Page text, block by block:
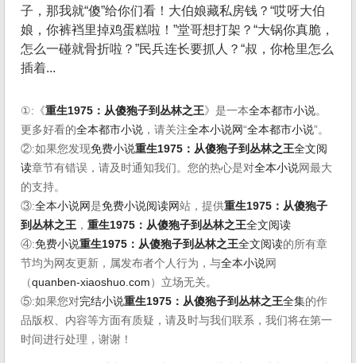
子，那我就“傻”给你们看！大伯娘藏私房钱？“哎呀大伯
娘，你裤裆里掉鸡蛋糕啦！”堂哥想打架？“大锅你真脆，
怎么一碰就骨折啦？”民兵连长要抓人？“叔，你枪里怎么
插着...
①:《重生1975：从傻狍子到丛林之王》是一本全本都市小说。
更多好看的全本都市小说 ，请关注全本小说网“全本都市小说”。
②:如果您发现免费小说重生1975：从傻狍子到丛林之王全文阅
读章节有错误，请及时通知我们。您的热心是对全本小说网最大
的支持。
③:全本小说网是免费小说阅读网站，提供重生1975：从傻狍子
到丛林之王 ， 重生1975：从傻狍子到丛林之王全文阅读
④:免费小说重生1975：从傻狍子到丛林之王全文阅读的所有章
节均为网友更新，属发布者个人行为，与全本小说网
（quanben-xiaoshuo.com ）立场无关。
⑤:如果您对完结小说重生1975：从傻狍子到丛林之王全集的作
品版权、内容等方面有质疑，请及时与我们联系，我们将在第一
时间进行处理，谢谢！